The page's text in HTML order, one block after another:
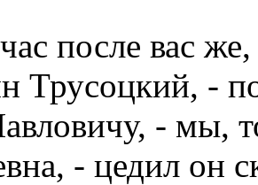
после вас
Трусоцкий, -
- мы,
- цедил он